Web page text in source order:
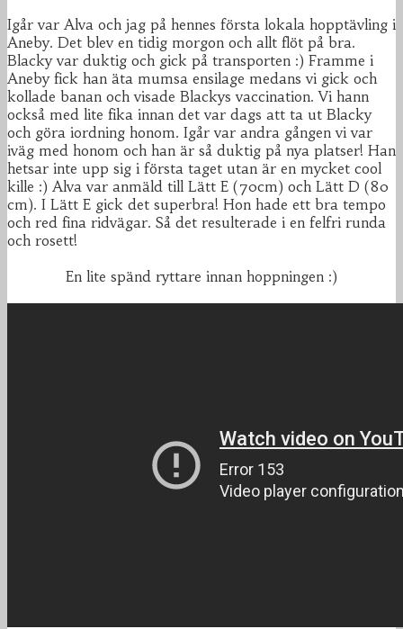
Igår var Alva och jag på hennes första lokala hopptävling i
Aneby. Det blev en tidig morgon och allt flöt på bra.
Blacky var duktig och gick på transporten :) Framme i
Aneby fick han äta mumsa ensilage medans vi gick och
kollade banan och visade Blackys vaccination. Vi hann
också med lite fika innan det var dags att ta ut Blacky
och göra iordning honom. Igår var andra gången vi var
iväg med honom och han är så duktig på nya platser! Han
hetsar inte upp sig i första taget utan är en mycket cool
kille :) Alva var anmäld till Lätt E (70cm) och Lätt D (80
cm). I Lätt E gick det superbra! Hon hade ett bra tempo
och red fina ridvägar. Så det resulterade i en felfri runda
och rosett!
En lite spänd ryttare innan hoppningen :)